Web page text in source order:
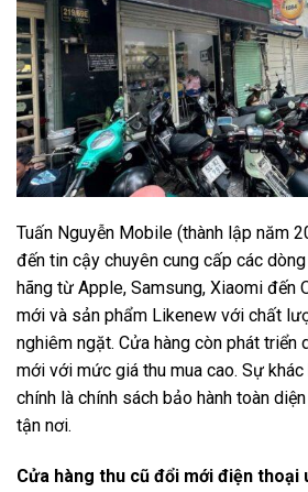
Tuấn Nguyễn Mobile (thành lập năm
đến tin cậy chuyên cung cấp các
hãng từ Apple, Samsung, Xiaomi đến
mới và sản phẩm Likenew với chất
nghiêm ngặt. Cửa hàng còn phát triển
mới với mức giá thu mua cao. Sự
chính là chính sách bảo hành toàn
tận nơi.
Cửa hàng thu cũ đổi mới điện thoại